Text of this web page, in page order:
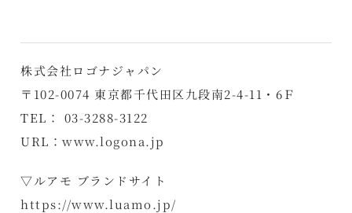
株式会社ロゴナジャパン
〒102-0074 東京都千代田区九段南2-4-11・6Ｆ
TEL： 03-3288-3122
URL：www.logona.jp
▽ルアモ ブランドサイト
https://www.luamo.jp/